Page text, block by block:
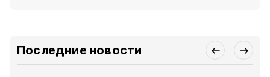
Последние новости